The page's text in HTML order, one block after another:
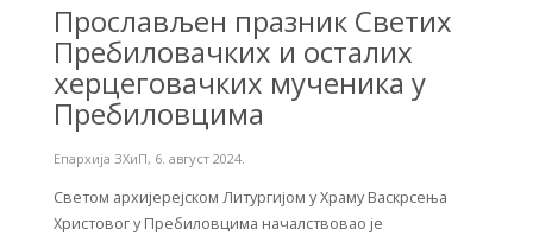
Прослављен празник Светих
Пребиловачких и осталих
херцеговачких мученика у
Пребиловцима
Епархија ЗХиП, 6. август 2024.
Светом архијерејском Литургијом у Храму Васкрсења
Христовог у Пребиловцима началствовао је